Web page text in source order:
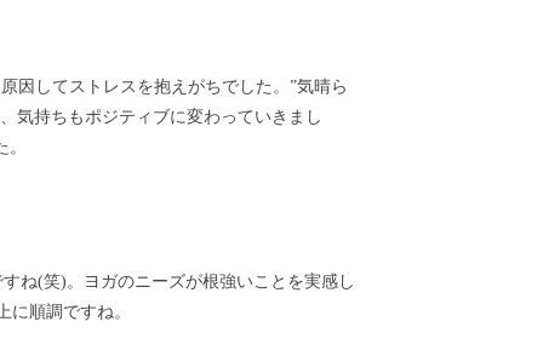
因してストレスを抱えがちでした。”気晴ら
気持ちもポジティブに変わっていきまし
ね(笑)。ヨガのニーズが根強いことを実感し
順調ですね。